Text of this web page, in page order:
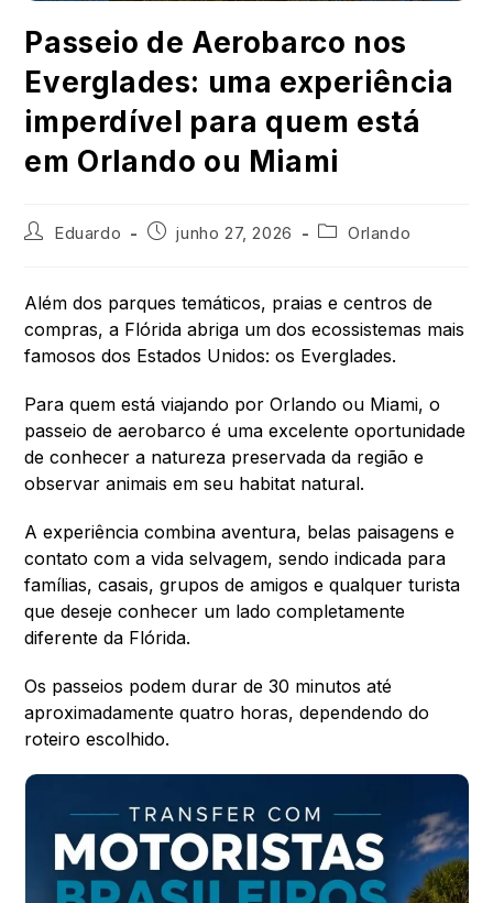
Passeio de Aerobarco nos
Everglades: uma experiência
imperdível para quem está
em Orlando ou Miami
Eduardo junho 27, 2026 Orlando
Além dos parques temáticos, praias e centros de
compras, a Flórida abriga um dos ecossistemas mais
famosos dos Estados Unidos: os Everglades.
Para quem está viajando por Orlando ou Miami, o
passeio de aerobarco é uma excelente oportunidade
de conhecer a natureza preservada da região e
observar animais em seu habitat natural.
A experiência combina aventura, belas paisagens e
contato com a vida selvagem, sendo indicada para
famílias, casais, grupos de amigos e qualquer turista
que deseje conhecer um lado completamente
diferente da Flórida.
Os passeios podem durar de 30 minutos até
aproximadamente quatro horas, dependendo do
roteiro escolhido.